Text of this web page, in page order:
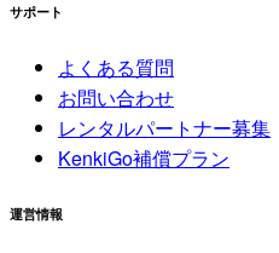
サポート
よくある質問
お問い合わせ
レンタルパートナー募集
KenkiGo補償プラン
運営情報